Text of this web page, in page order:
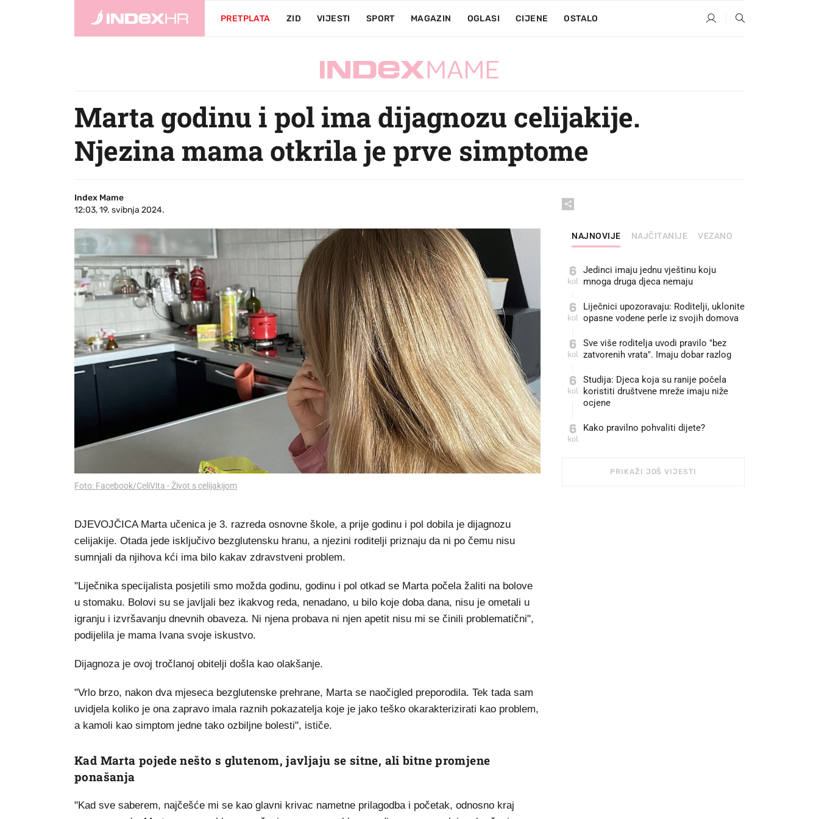
PRETPLATA ZID VIJESTI SPORT MAGAZIN OGLASI CIJENE OSTALO
Marta godinu i pol ima dijagnozu celijakije.
Njezina mama otkrila je prve simptome
Index Mame
12:03, 19. svibnja 2024.
Foto: Facebook/CeliVita - Život s celijakijom
DJEVOJČICA Marta učenica je 3. razreda osnovne škole, a prije godinu i pol dobila je dijagnozu
celijakije. Otada jede isključivo bezglutensku hranu, a njezini roditelji priznaju da ni po čemu nisu
sumnjali da njihova kći ima bilo kakav zdravstveni problem.
"Liječnika specijalista posjetili smo možda godinu, godinu i pol otkad se Marta počela žaliti na bolove
u stomaku. Bolovi su se javljali bez ikakvog reda, nenadano, u bilo koje doba dana, nisu je ometali u
igranju i izvršavanju dnevnih obaveza. Ni njena probava ni njen apetit nisu mi se činili problematični",
podijelila je mama Ivana svoje iskustvo.
Dijagnoza je ovoj tročlanoj obitelji došla kao olakšanje.
"Vrlo brzo, nakon dva mjeseca bezglutenske prehrane, Marta se naočigled preporodila. Tek tada sam
uvidjela koliko je ona zapravo imala raznih pokazatelja koje je jako teško okarakterizirati kao problem,
a kamoli kao simptom jedne tako ozbiljne bolesti", ističe.
Kad Marta pojede nešto s glutenom, javljaju se sitne, ali bitne promjene
ponašanja
"Kad sve saberem, najčešće mi se kao glavni krivac nametne prilagodba i početak, odnosno kraj
NAJNOVIJE NAJČITANIJE VEZANO
6
kol
Jedinci imaju jednu vještinu koju
mnoga druga djeca nemaju
6
kol
Liječnici upozoravaju: Roditelji, uklonite
opasne vodene perle iz svojih domova
6
kol
Sve više roditelja uvodi pravilo "bez
zatvorenih vrata". Imaju dobar razlog
6
kol
Studija: Djeca koja su ranije počela
koristiti društvene mreže imaju niže
ocjene
6
kol
Kako pravilno pohvaliti dijete?
PRIKAŽI JOŠ VIJESTI